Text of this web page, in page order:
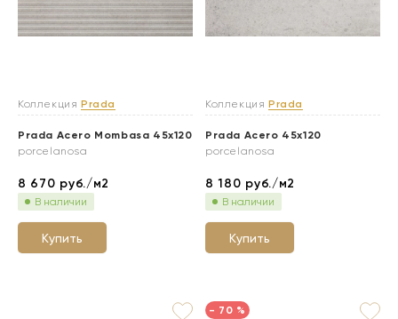
Коллекция Prada
Prada Acero Mombasa 45x120
porcelanosa
8 670 руб./м2
В наличии
Купить
Коллекция Prada
Prada Acero 45x120
porcelanosa
8 180 руб./м2
В наличии
Купить
- 70 %